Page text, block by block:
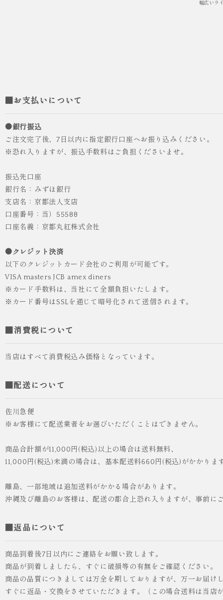
幅広いラ
■お支払いについて
●銀行振込
ご注文完了後、7日以内に指定銀行口座へお振り込みください。
※恐れ入りますが、振込手数料はご負担くださいませ。
振込先口座
銀行名：みずほ銀行
支店名：京都法人支店
口座番号：当）55588
口座名義：京都丸紅株式会社
●クレジット決済
以下のクレジットカード会社のご利用が可能です。
VISA masters JCB amex diners
※カード手数料は、当社にて全額負担いたします。
※カード番号はSSLを通じて暗号化されて送信されます。
■消費税について
当店はすべて消費税込み価格となっています。
■配送について
佐川急便
※お客様にて配送業者をお選びいただくことはできません。
商品合計額が11,000円(税込)以上の場合は送料無料、
11,000円(税込)未満の場合は、基本配送料660円(税込)がかかりま
離島、一部地域は追加送料がかかる場合があります。
沖縄及び離島のお客様は、配送の都合上恐れ入りますが、事前に
■返品について
商品到着後7日以内にご連絡をお願い致します。
商品が到着しましたら、すぐに破損等の有無をご確認ください。
商品の品質につきましては万全を期しておりますが、万一お届
すぐに返品・交換をさせていただきます。（この場合送料は当店